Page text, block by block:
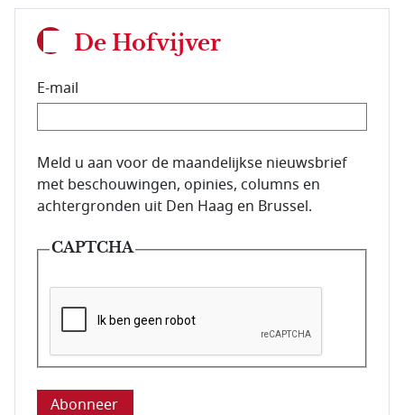
De Hofvijver
E-mail
E-mailadres van de abonnee.
Meld u aan voor de maandelijkse nieuwsbrief
met beschouwingen, opinies, columns en
achtergronden uit Den Haag en Brussel.
CAPTCHA
Deze vraag is om te controleren dat u een mens